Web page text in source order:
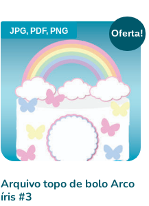
JPG, PDF, PNG Oferta!
Arquivo topo de bolo Arco
íris #3